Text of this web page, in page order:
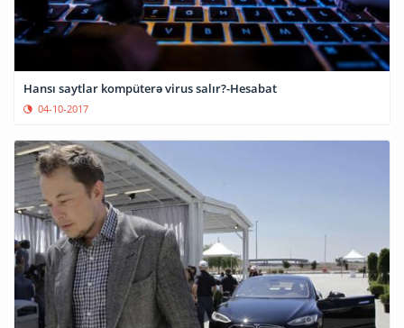
Hansı saytlar kompüterə virus salır?-Hesabat
04-10-2017